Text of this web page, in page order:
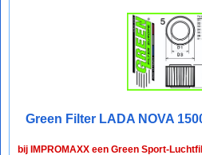
Green Filter LADA NOVA
bij IMPROMAXX een Green Sport-